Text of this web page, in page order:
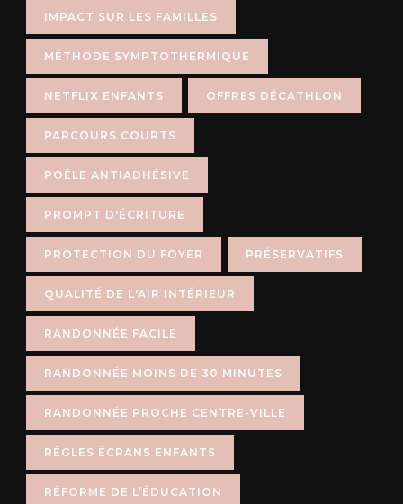
IMPACT SUR LES FAMILLES
MÉTHODE SYMPTOTHERMIQUE
NETFLIX ENFANTS OFFRES DÉCATHLON
PARCOURS COURTS
POÊLE ANTIADHÉSIVE
PROMPT D'ÉCRITURE
PROTECTION DU FOYER PRÉSERVATIFS
QUALITÉ DE L'AIR INTÉRIEUR
RANDONNÉE FACILE
RANDONNÉE MOINS DE 30 MINUTES
RANDONNÉE PROCHE CENTRE-VILLE
RÈGLES ÉCRANS ENFANTS
RÉFORME DE L’ÉDUCATION